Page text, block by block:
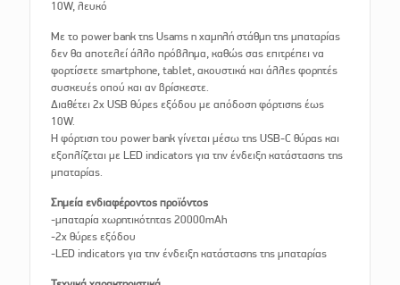
10W, λευκό
Με το power bank της Usams η χαμηλή στάθμη της μπαταρίας
δεν θα αποτελεί άλλο πρόβλημα, καθώς σας επιτρέπει να
φορτίσετε smartphone, tablet, ακουστικά και άλλες φορητές
συσκευές οπού και αν βρίσκεστε.
Διαθέτει 2x USB θύρες εξόδου με απόδοση φόρτισης έως
10W.
Η φόρτιση του power bank γίνεται μέσω της USB-C θύρας και
εξοπλίζεται με LED indicators για την ένδειξη κατάστασης της
μπαταρίας.
Σημεία ενδιαφέροντος προϊόντος
-μπαταρία χωρητικότητας 20000mAh
-2x θύρες εξόδου
-LED indicators για την ένδειξη κατάστασης της μπαταρίας